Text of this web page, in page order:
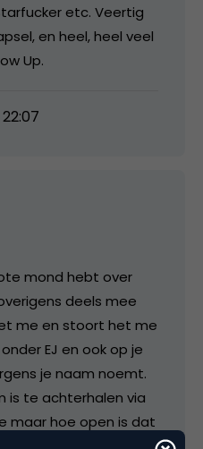
etc. Veertig
en heel, heel veel
Up.
mond hebt over
deels mee
me en stoort het me
EJ en ook op je
je naam noemt.
is te achterhalen via
maar hoe open is dat